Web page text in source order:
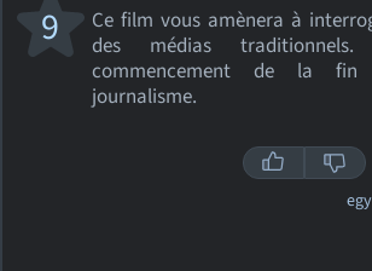
Ce film vous amènera à
des médias
commencement de la
journalisme.
9